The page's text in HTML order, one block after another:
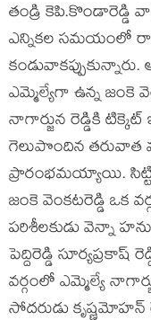
తండ్రి కెపి.కొండారెడ్డి
ఎన్నికల సమయంలో
ఎమ్మెల్యేగా ఉన్న జంకె
నాగార్జున రెడ్డికి టిక్కెట్
గెలుపొందిన తరువాత
ప్రారంభమయ్యాయి.
జంకె వెంకటరెడ్డి ఒక
పరిశీలకుడు వెన్నా
పెద్దిరెడ్డి సూర్యప్రకాష్
వర్గంలో ఎమ్మెల్యే
సోదరుడు